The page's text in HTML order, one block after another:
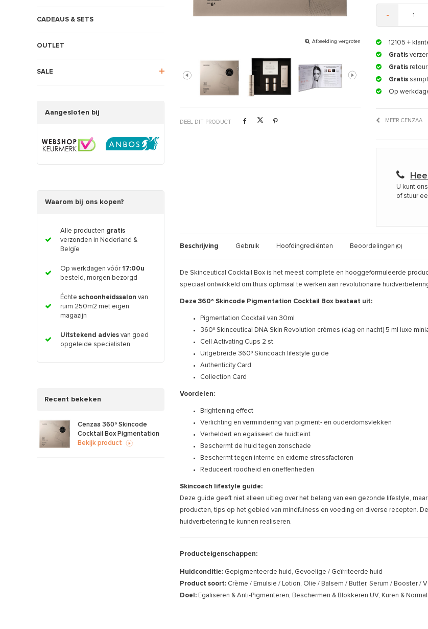
CADEAUS & SETS
OUTLET
SALE
Aangesloten bij
Waarom bij ons kopen?
Alle producten gratis
verzonden in Nederland &
Belgïe
Op werkdagen vóór 17:00u
besteld, morgen bezorgd
Échte schoonheidssalon van
ruim 250m2 met eigen
magazijn
Uitstekend advies van goed
opgeleide specialisten
Recent bekeken
Cenzaa 360º Skincode
Cocktail Box Pigmentation
Bekijk product
Afbeelding vergroten
DEEL DIT PRODUCT
-
12105 +
Gratis
Gratis
Gratis
Op
MEER CENZAA
U kunt
of stuur
Beschrijving Gebruik Hoofdingrediënten Beoordelingen (0)
De Skinceutical Cocktail Box is het meest complete en hooggeformuleerde
speciaal ontwikkeld om thuis optimaal te werken aan revolutionaire
Deze 360º Skincode Pigmentation Cocktail Box bestaat uit:
Pigmentation Cocktail van 30ml
360º Skinceutical DNA Skin Revolution crèmes (dag en nacht) 5 ml luxe
Cell Activating Cups 2 st.
Uitgebreide 360º Skincoach lifestyle guide
Authenticity Card
Collection Card
Voordelen:
Brightening effect
Verlichting en vermindering van pigment- en ouderdomsvlekken
Verheldert en egaliseert de huidteint
Beschermt de huid tegen zonschade
Beschermt tegen interne en externe stressfactoren
Reduceert roodheid en oneffenheden
Skincoach lifestyle guide:
Deze guide geeft niet alleen uitleg over het belang van een gezonde lifestyle,
producten, tips op het gebied van mindfulness en voeding en diverse recepten.
huidverbetering te kunnen realiseren.
Producteigenschappen:
Huidconditie: Gepigmenteerde huid, Gevoelige / Geïrriteerde huid
Product soort: Crème / Emulsie / Lotion, Olie / Balsem / Butter, Serum / Booster /
Doel: Egaliseren & Anti-Pigmenteren, Beschermen & Blokkeren UV, Kuren &